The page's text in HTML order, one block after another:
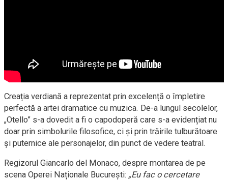
Creația verdiană a reprezentat prin excelență o împletire
perfectă a artei dramatice cu muzica. De-a lungul secolelor,
„Otello” s-a dovedit a fi o capodoperă care s-a evidențiat nu
doar prin simbolurile filosofice, ci și prin trăirile tulburătoare
și puternice ale personajelor, din punct de vedere teatral.
Regizorul Giancarlo del Monaco, despre montarea de pe
scena Operei Naționale București: „Eu fac o cercetare